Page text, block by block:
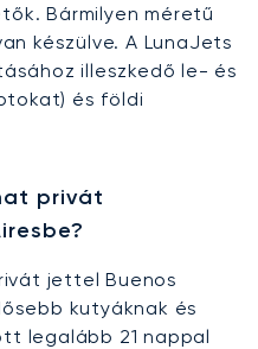
Bármilyen méretű
készülve. A LunaJets
illeszkedő le- és
és földi
privát
jettel Buenos
kutyáknak és
legalább 21 nappal